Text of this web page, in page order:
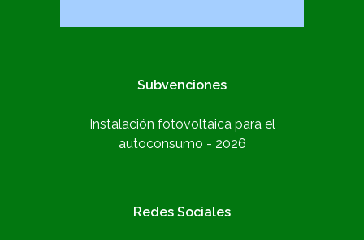
Subvenciones
Instalación fotovoltaica para el
autoconsumo - 2026
Redes Sociales